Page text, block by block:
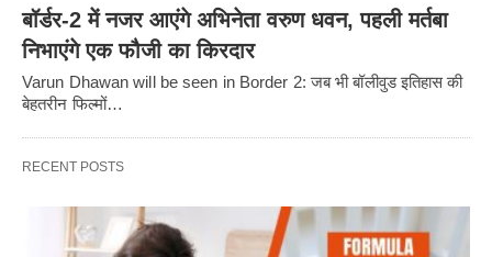
बॉर्डर-2 में नजर आएंगे अभिनेता वरुण धवन, पहली मर्तबा
निभाएंगे एक फौजी का किरदार
Varun Dhawan will be seen in Border 2: जब भी बॉलीवुड इतिहास की
बेहतरीन फिल्मों…
RECENT POSTS